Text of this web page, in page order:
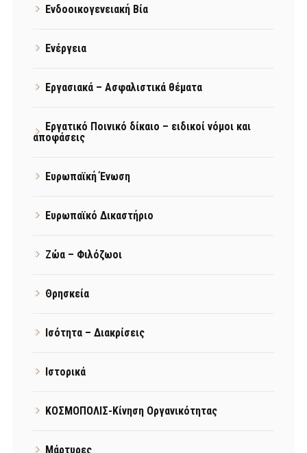
Ενδοοικογενειακή Βία
Ενέργεια
Εργασιακά – Ασφαλιστικά θέματα
Εργατικό Ποινικό δίκαιο – ειδικοί νόμοι και
αποφάσεις
Ευρωπαϊκή Ένωση
Ευρωπαϊκό Δικαστήριο
Ζώα – Φιλόζωοι
Θρησκεία
Ισότητα – Διακρίσεις
Ιστορικά
ΚΟΣΜΟΠΟΛΙΣ-Κίνηση Οργανικότητας
Μάρτυρες